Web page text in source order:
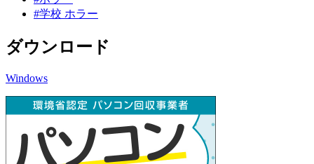
#学校 ホラー
ダウンロード
Windows